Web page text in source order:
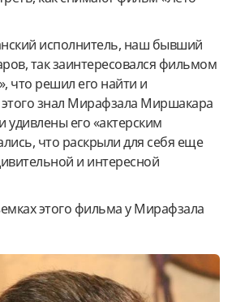
исполнитель, наш бывший
так заинтересовался фильмом
что решил его найти и
знал Мирафзала Миршакара
удивлены его «актерским
что раскрыли для себя еще
и интересной
этого фильма у Мирафзала